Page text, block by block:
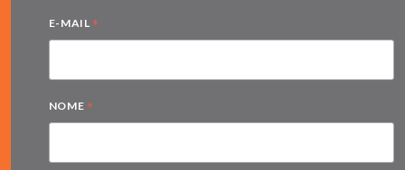
E-MAIL *
NOME *